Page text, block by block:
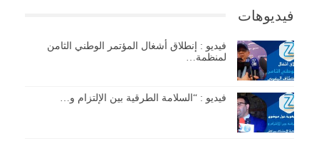
فيديوهات
فيديو : إنطلاق أشغال المؤتمر الوطني الثامن
لمنظمة…
فيديو : “السلامة الطرقية بين الإلتزام و…